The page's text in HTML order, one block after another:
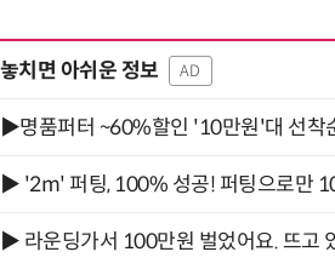
놓치면 아쉬운 정보 AD
▶명품퍼터 ~60%할인 '10만원'대 선착
▶ '2m' 퍼팅, 100% 성공! 퍼팅으로만
▶ 라운딩가서 100만원 벌었어요. 뜨고